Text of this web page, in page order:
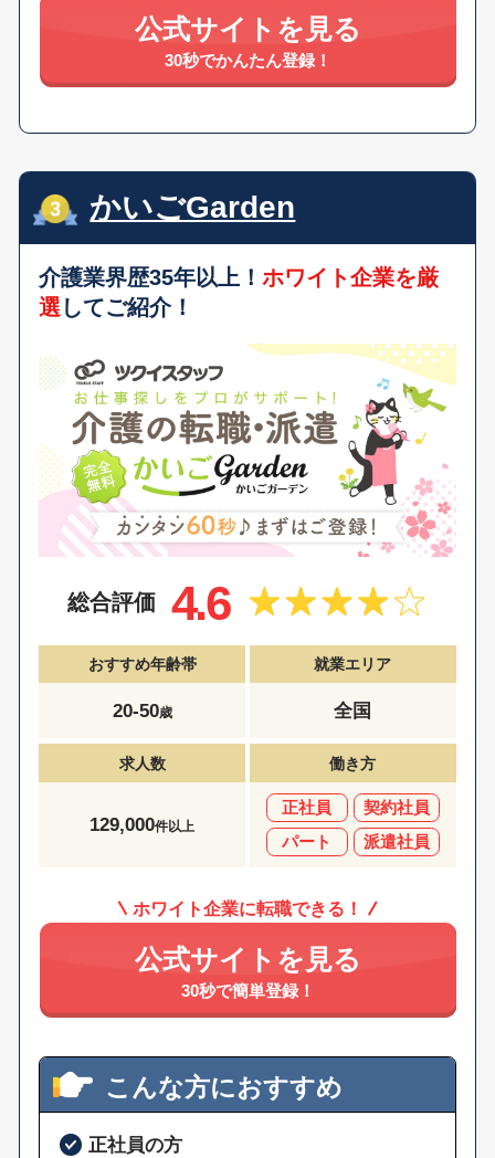
公式サイトを見る
30秒でかんたん登録！
かいごGarden
介護業界歴35年以上！ホワイト企業を厳
選 してご紹介！
総合評価 4.6
おすすめ年齢帯
20-50歳
就業エリア
全国
求人数
129,000件以上
働き方
正社員
契約社員
パート
派遣社員
ホワイト企業に転職できる！
公式サイトを見る
30秒で簡単登録！
こんな方におすすめ
正社員の方